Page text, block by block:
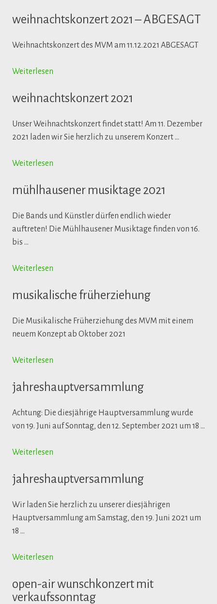
weihnachtskonzert 2021 – ABGESAGT
Weihnachtskonzert des MVM am 11.12.2021 ABGESAGT
Weiterlesen
weihnachtskonzert 2021
Unser Weihnachtskonzert findet statt! Am 11. Dezember
2021 laden wir Sie herzlich zu unserem Konzert …
Weiterlesen
mühlhausener musiktage 2021
Die Bands und Künstler dürfen endlich wieder
auftreten! Die Mühlhausener Musiktage finden von 16.
bis …
Weiterlesen
musikalische früherziehung
Die Musikalische Früherziehung des MVM mit einem
neuem Konzept ab Oktober 2021
Weiterlesen
jahreshauptversammlung
Achtung: Die diesjährige Hauptversammlung wurde
von 19. Juni auf Sonntag, den 12. September 2021 um 18 …
Weiterlesen
jahreshauptversammlung
Wir laden Sie herzlich zu unserer diesjährigen
Hauptversammlung am Samstag, den 19. Juni 2021 um
18 …
Weiterlesen
open-air wunschkonzert mit
verkaufssonntag